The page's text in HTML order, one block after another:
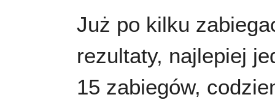
Już po kilku
rezultaty, najlepiej
15 zabiegów,